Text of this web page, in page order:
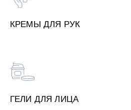
КРЕМЫ ДЛЯ РУК
ГЕЛИ ДЛЯ ЛИЦА